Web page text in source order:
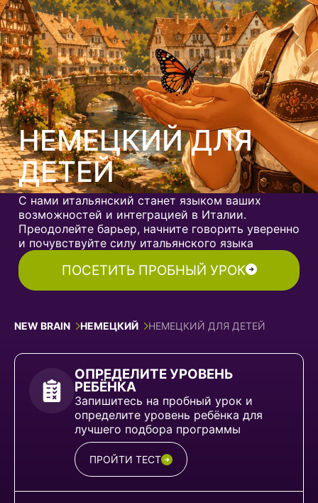
НЕМЕЦКИЙ ДЛЯ
ДЕТЕЙ
С нами итальянский станет языком ваших
возможностей и интеграцией в Италии.
Преодолейте барьер, начните говорить уверенно
и почувствуйте силу итальянского языка
ПОСЕТИТЬ ПРОБНЫЙ УРОК
NEW BRAIN НЕМЕЦКИЙ НЕМЕЦКИЙ ДЛЯ ДЕТЕЙ
ОПРЕДЕЛИТЕ УРОВЕНЬ
РЕБЁНКА
Запишитесь на пробный урок и
определите уровень ребёнка для
лучшего подбора программы
ПРОЙТИ ТЕСТ